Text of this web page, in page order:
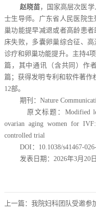
赵晓苗，国家高层次医
士生导师。广东省人民医院
巢功能提早减退或者高龄患
床失败，多囊卵巢综合征、
诊疗和卵巢功能提升。主持4
篇，其中通讯（含共同）作
篇；获得发明专利和软件著作
12部。
期刊：Nature
原文标题：Modified
ovarian aging women for IVF:
controlled trial
DOI：10.1038/s41467-026-
发表日期：2026年3月20日